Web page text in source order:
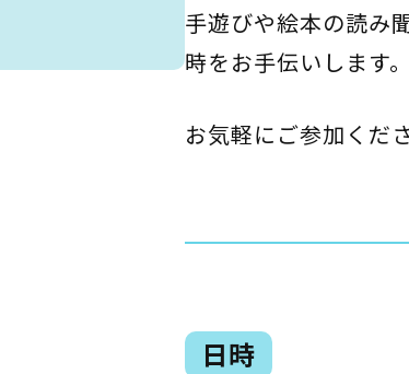
手遊びや絵本の読み
時をお手伝いします。
お気軽にご参加くださ
日時
イベント